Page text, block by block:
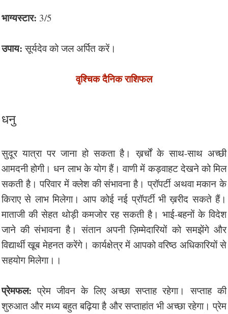
भाग्यस्टार: 3/5
उपाय: सूर्यदेव को जल अर्पित करें।
वृश्चिक दैनिक राशिफल
धनु
सुदूर यात्रा पर जाना हो सकता है। ख़र्चों के साथ-साथ अच्छी
आमदनी होगी। धन लाभ के योग हैं। वाणी में कड़वाहट देखने को मिल
सकती है। परिवार में क्लेश की संभावना है। प्रॉपर्टी अथवा मकान के
किराए से लाभ मिलेगा। आप कोई नई प्रॉपर्टी भी ख़रीद सकते हैं।
माताजी की सेहत थोड़ी कमजोर रह सकती है। भाई-बहनों के विदेश
जाने की संभावना है। संतान अपनी ज़िम्मेदारियों को समझेंगे और
विद्यार्थी खूब मेहनत करेंगे। कार्यक्षेत्र में आपको वरिष्ठ अधिकारियों से
सहयोग मिलेगा।।
प्रेमफल: प्रेम जीवन के लिए अच्छा सप्ताह रहेगा। सप्ताह की
शुरुआत और मध्य बहुत बढ़िया है और सप्ताहांत भी अच्छा रहेगा। प्रेम